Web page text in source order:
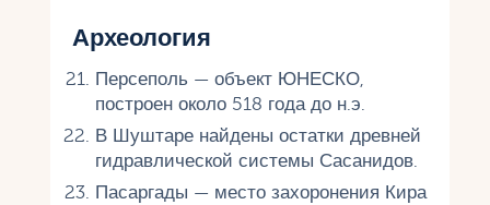
Археология
Персеполь — объект ЮНЕСКО,
построен около 518 года до н.э.
В Шуштаре найдены остатки древней
гидравлической системы Сасанидов.
Пасаргады — место захоронения Кира